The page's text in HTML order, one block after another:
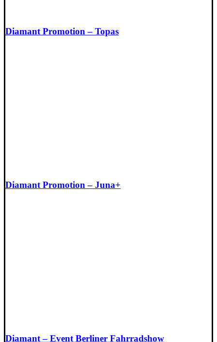
Diamant Promotion – Topas
Diamant Promotion – Juna+
Diamant – Event Berliner Fahrradshow